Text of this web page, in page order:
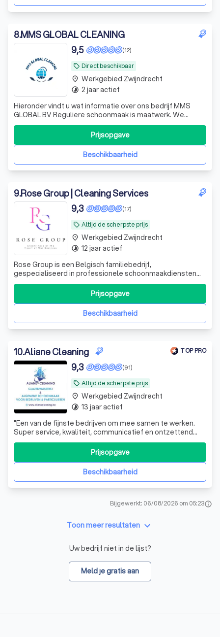
8.MMS GLOBAL CLEANING
local_offer Direct beschikbaar
(12)
9,5
Hieronder vindt u wat informatie over ons bedrijf MMS
GLOBAL BV Reguliere schoonmaak is maatwerk. We
weten dat elke organisatie andere behoeften heeft, net
zoals dat een productieruimte een andere aanpak vereist
dan een kantoor. Daarom stellen we samen een voorstel
op maat op dat voldoet aan je spe
Beschikbaarheid
Prijsopgave
place Werkgebied Zwijndrecht
timelapse 2 jaar actief
9.Rose Group | Cleaning Services
local_offer Altijd de scherpste prijs
(17)
9,3
Rose Group is een Belgisch familiebedrijf,
gespecialiseerd in professionele schoonmaakdiensten
voor bedrijven. Achter elke duurzame samenwerking
schuilen hoge kwaliteitsnormen, betrouwbaarheid en
vertrouwen. Dat vormt de basis van de relatie die wij met
elke klant opbouwen. Flexibiliteit, reactieve
Beschikbaarheid
Prijsopgave
place Werkgebied Zwijndrecht
timelapse 12 jaar actief
10.Aliane Cleaning TOP PRO
local_offer Altijd de scherpste prijs
(91)
9,3
"Een van de fijnste bedrijven om mee samen te werken.
Super service, kwaliteit, communicatief en ontzettend
professioneel in hun dienstverlening."
Beschikbaarheid
Prijsopgave
place Werkgebied Zwijndrecht
timelapse 13 jaar actief
Bijgewerkt: 06/08/2026 om 05:23info
Toon meer resultaten keyboard_arrow_down
Uw bedrijf niet in de lijst?
Meld je gratis aan